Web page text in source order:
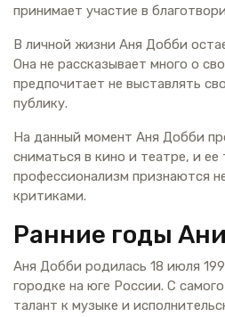
принимает участие в
В личной жизни Аня Добби
Она не рассказывает много о
предпочитает не выставлять
публику.
На данный момент Аня Добби
сниматься в кино и театре, и ее
профессионализм признаются
критиками.
Ранние годы
Аня Добби родилась 18 июля
городке на юге России. С
талант к музыке и